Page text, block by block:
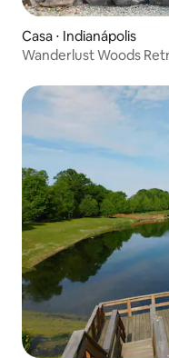
Casa ⋅ Indianápolis
Wanderlust Woods